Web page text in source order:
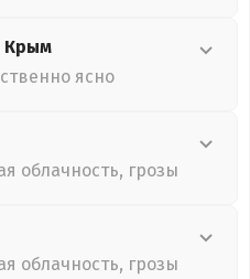
Крым
ясно
облачность, грозы
облачность, грозы